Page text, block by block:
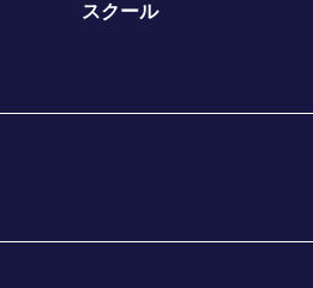
スクール